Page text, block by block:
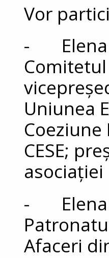
Vor
- Elena
Uniunea
Coeziune
CESE;
asociaţiei
- Elena
Afaceri